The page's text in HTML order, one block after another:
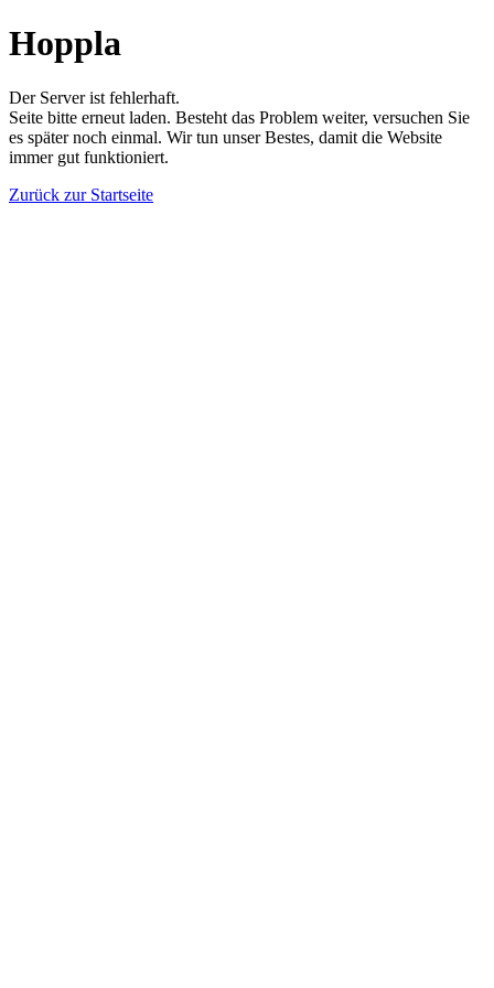
Hoppla
Der Server ist fehlerhaft.
Seite bitte erneut laden. Besteht das Problem weiter, versuchen Sie
es später noch einmal. Wir tun unser Bestes, damit die Website
immer gut funktioniert.
Zurück zur Startseite